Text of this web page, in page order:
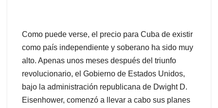
Como puede verse, el precio para Cuba de existir
como país independiente y soberano ha sido muy
alto. Apenas unos meses después del triunfo
revolucionario, el Gobierno de Estados Unidos,
bajo la administración republicana de Dwight D.
Eisenhower, comenzó a llevar a cabo sus planes